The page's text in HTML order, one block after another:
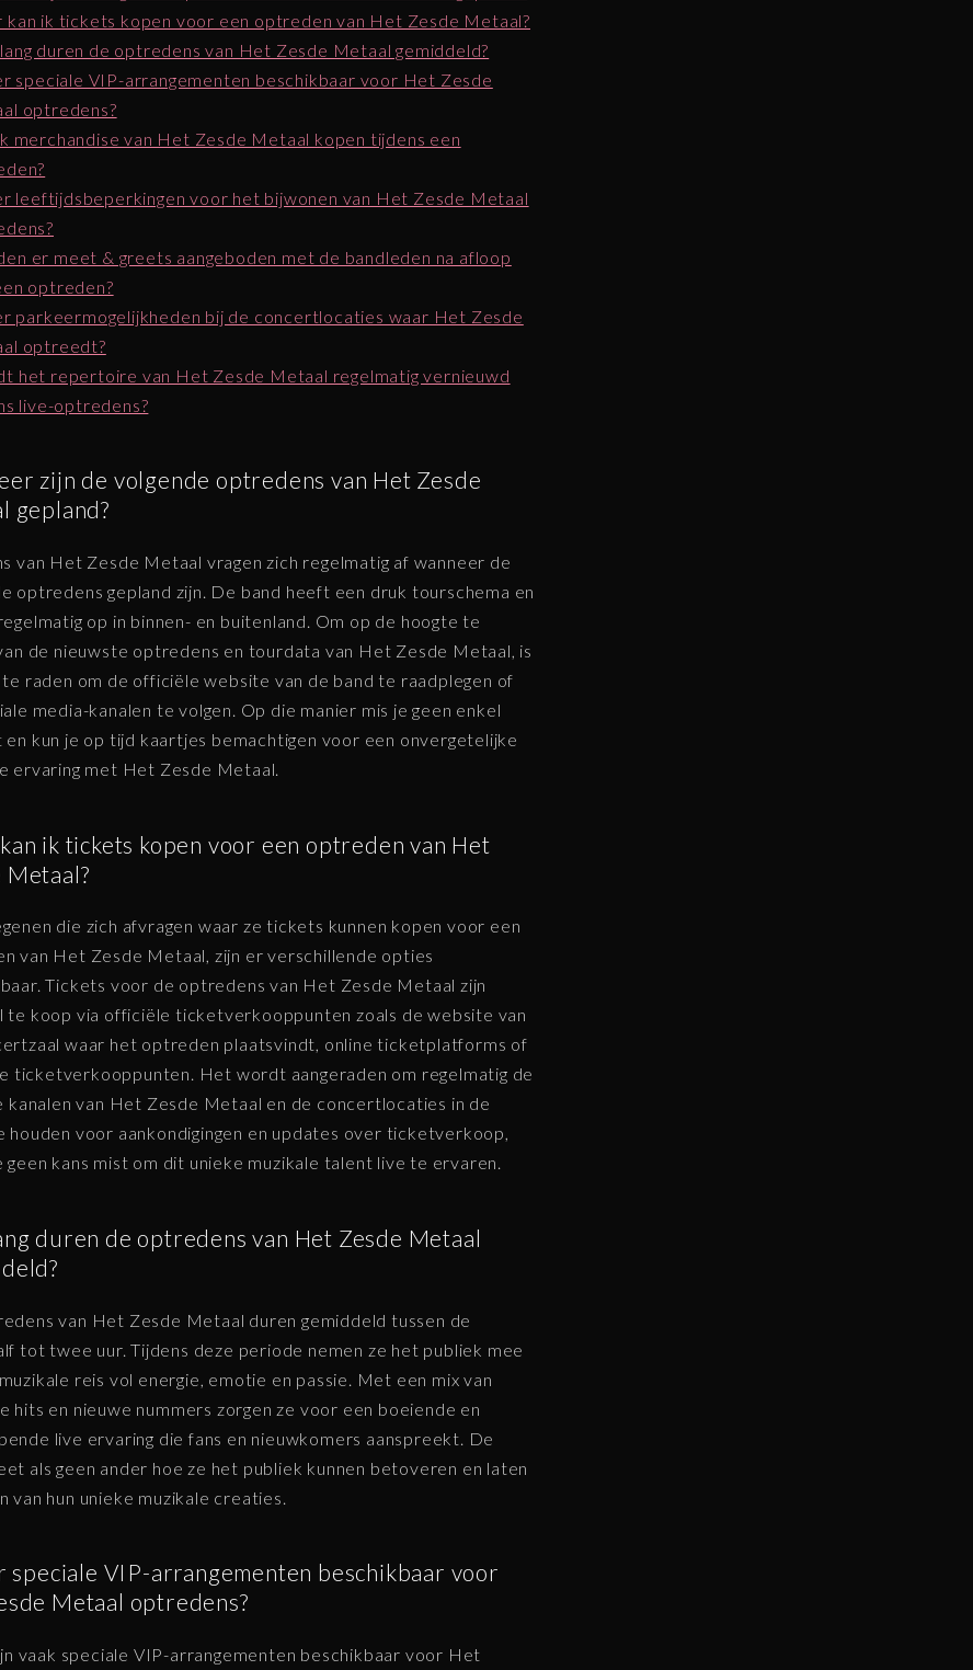
kan ik tickets kopen voor een optreden van Het Zesde Metaal?
duren de optredens van Het Zesde Metaal gemiddeld?
speciale VIP-arrangementen beschikbaar voor Het Zesde
optredens?
merchandise van Het Zesde Metaal kopen tijdens een
leeftijdsbeperkingen voor het bijwonen van Het Zesde Metaal
er meet & greets aangeboden met de bandleden na afloop
optreden?
parkeermogelijkheden bij de concertlocaties waar Het Zesde
optreedt?
het repertoire van Het Zesde Metaal regelmatig vernieuwd
live-optredens?
zijn de volgende optredens van Het Zesde
gepland?
van Het Zesde Metaal vragen zich regelmatig af wanneer de
optredens gepland zijn. De band heeft een druk tourschema en
op in binnen- en buitenland. Om op de hoogte te
de nieuwste optredens en tourdata van Het Zesde Metaal, is
te raden om de officiële website van de band te raadplegen of
media-kanalen te volgen. Op die manier mis je geen enkel
en kun je op tijd kaartjes bemachtigen voor een onvergetelijke
ervaring met Het Zesde Metaal.
ik tickets kopen voor een optreden van Het
Metaal?
die zich afvragen waar ze tickets kunnen kopen voor een
van Het Zesde Metaal, zijn er verschillende opties
Tickets voor de optredens van Het Zesde Metaal zijn
te koop via officiële ticketverkooppunten zoals de website van
waar het optreden plaatsvindt, online ticketplatforms of
ticketverkooppunten. Het wordt aangeraden om regelmatig de
kanalen van Het Zesde Metaal en de concertlocaties in de
houden voor aankondigingen en updates over ticketverkoop,
geen kans mist om dit unieke muzikale talent live te ervaren.
duren de optredens van Het Zesde Metaal
van Het Zesde Metaal duren gemiddeld tussen de
tot twee uur. Tijdens deze periode nemen ze het publiek mee
reis vol energie, emotie en passie. Met een mix van
hits en nieuwe nummers zorgen ze voor een boeiende en
live ervaring die fans en nieuwkomers aanspreekt. De
als geen ander hoe ze het publiek kunnen betoveren en laten
van hun unieke muzikale creaties.
speciale VIP-arrangementen beschikbaar voor
Metaal optredens?
vaak speciale VIP-arrangementen beschikbaar voor Het